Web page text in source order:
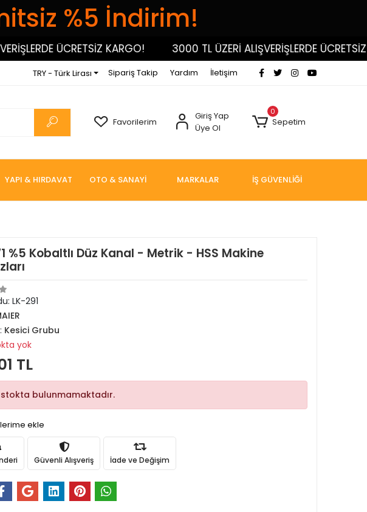
%5 İndirim!
ÜCRETSİZ KARGO! 3000 TL ÜZERİ ALIŞVERİŞLERDE ÜCRETSİZ
TRY - Türk Lirası Sipariş Takip Yardım İletişim
Favorilerim
Giriş Yap
Üye Ol
0
Sepetim
YAPI & HIRDAVAT OTO & SANAYİ MARKALAR İŞ GÜVENLİĞİ
%5 Kobaltlı Düz Kanal - Metrik - HSS Makine
LK-291
Kesici Grubu
yok
TL
stokta bulunmamaktadır.
ekle
Güvenli Alışveriş İade ve Değişim